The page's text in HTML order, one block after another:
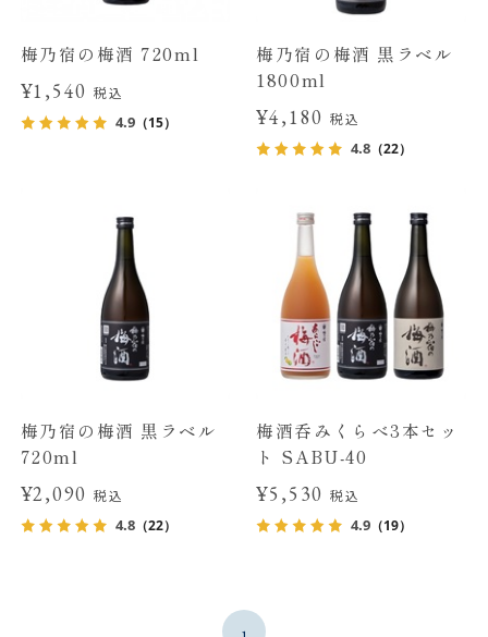
梅乃宿の梅酒 720ml
¥1,540税込
4.9（15）
梅乃宿の梅酒 黒ラベル
1800ml
¥4,180 税込
4.8 （22）
梅乃宿の梅酒 黒ラベル
720ml
¥2,090税込
4.8（22）
梅酒呑みくらべ3本セッ
ト SABU-40
¥5,530 税込
4.9 （19）